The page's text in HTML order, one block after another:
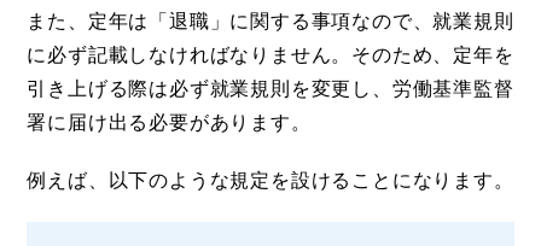
また、定年は「退職」に関する事項なので、就業規則
に必ず記載しなければなりません。そのため、定年を
引き上げる際は必ず就業規則を変更し、労働基準監督
署に届け出る必要があります。
例えば、以下のような規定を設けることになります。